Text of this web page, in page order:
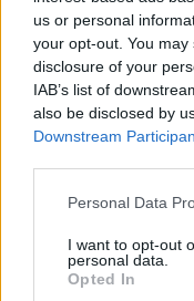
us or personal
your opt-out. You
disclosure of your
IAB’s list of
also be disclosed by
Downstream
Please note that this
not limited to your
grant or deny
use your data for
Personal Data
I want to opt-out
personal data.
Opted In